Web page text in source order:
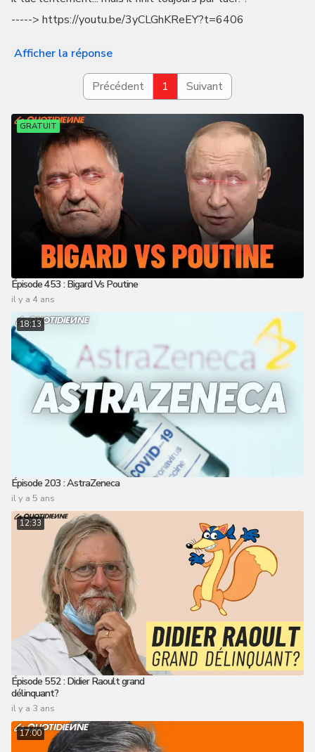
-----> https://youtu.be/3yCLGhKReEY?t=6406
Afficher la réponse
Précédent 1 Suivant
GRATUIT
Épisode 453 : Bigard Vs Poutine
il y a 4 ans
18:13
Épisode 203 : AstraZeneca
il y a 5 ans
12:33
Épisode 552 : Didier Raoult grand
délinquant?
il y a 3 ans
17:00